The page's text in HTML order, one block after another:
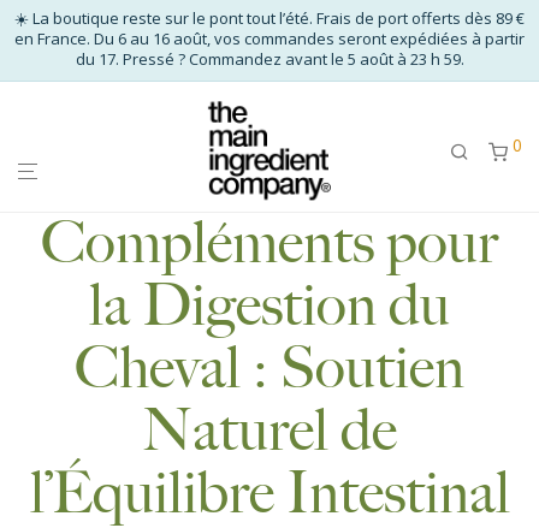
☀️ La boutique reste sur le pont tout l’été. Frais de port offerts dès 89 €
en France. Du 6 au 16 août, vos commandes seront expédiées à partir
du 17. Pressé ? Commandez avant le 5 août à 23 h 59.
0
Compléments pour
la Digestion du
Cheval : Soutien
Naturel de
l’Équilibre Intestinal